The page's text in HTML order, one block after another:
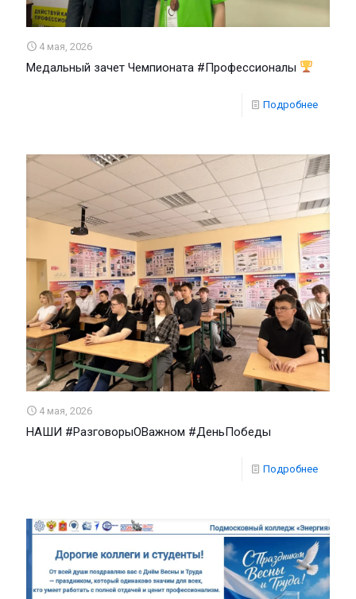
4 мая, 2026
Медальный зачет Чемпионата #Профессионалы
Подробнее
4 мая, 2026
НАШИ #РазговорыОВажном #ДеньПобеды
Подробнее